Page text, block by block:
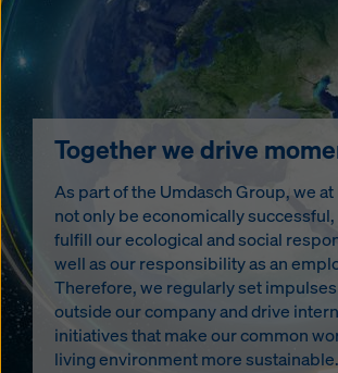
Together we drive
As part of the Umdasch Group, we
not only be economically
fulfill our ecological and social
well as our responsibility as an
Therefore, we regularly set
outside our company and drive
initiatives that make our common
living environment more sustainable.